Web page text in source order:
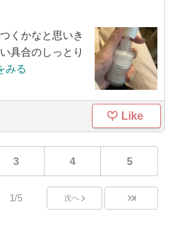
くかなと思いき
具合のしっとり
みる
Like
3 4 5
1/5 次へ